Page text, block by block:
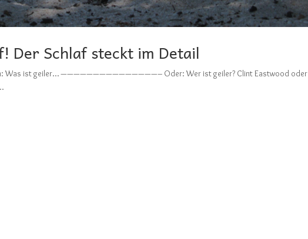
Der Schlaf steckt im Detail
Was ist geiler… ———————————————– Oder: Wer ist geiler? Clint Eastwood oder